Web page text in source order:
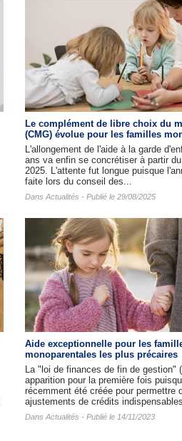
Le complément de libre choix du
(CMG) évolue pour les familles
L'allongement de l'aide à la garde
ans va enfin se concrétiser à partir
2025. L'attente fut longue puisque
faite lors du conseil des...
Dans Actualités - Publié le 29/08/2025
Aide exceptionnelle pour les
monoparentales les plus précaires
La "loi de finances de fin de gestion"
apparition pour la première fois
récemment été créée pour permettre
ajustements de crédits indispensables
Dans Actualités - Publié le 14/11/2023